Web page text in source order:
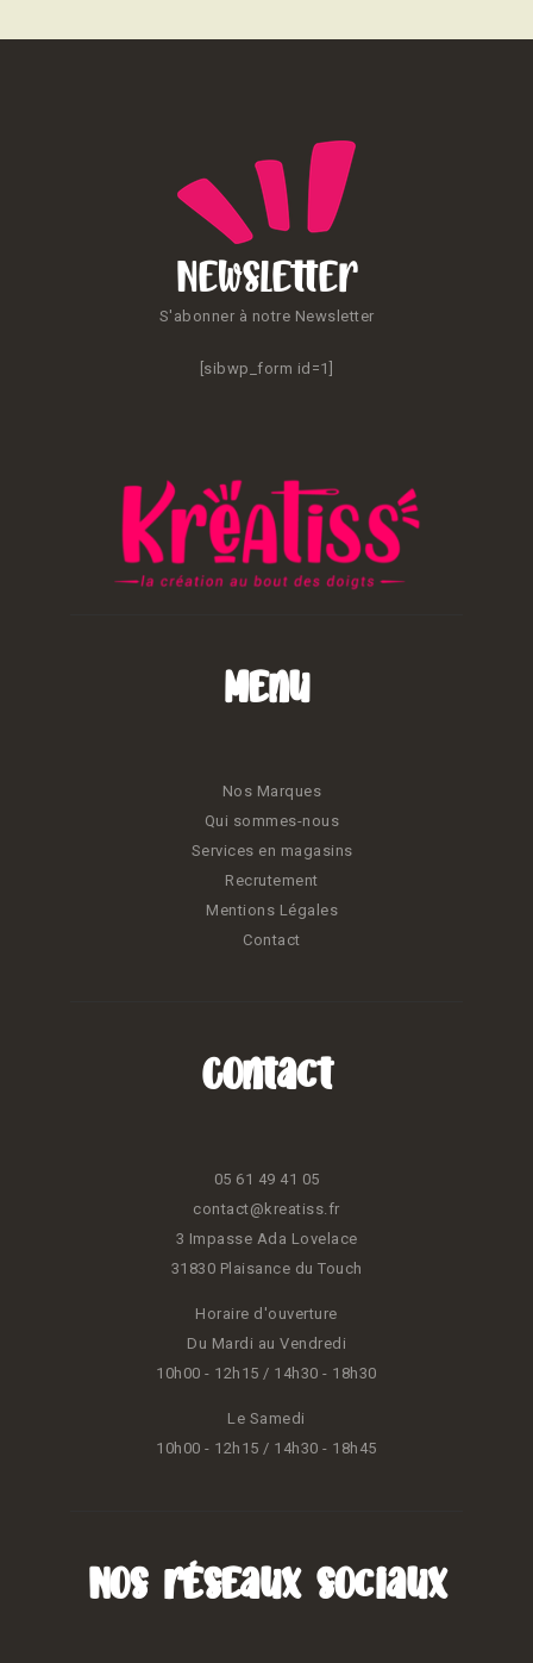
Newsletter
S'abonner à notre Newsletter
[sibwp_form id=1]
Menu
Nos Marques
Qui sommes-nous
Services en magasins
Recrutement
Mentions Légales
Contact
Contact
05 61 49 41 05
contact@kreatiss.fr
3 Impasse Ada Lovelace
31830 Plaisance du Touch
Horaire d'ouverture
Du Mardi au Vendredi
10h00 - 12h15 / 14h30 - 18h30
Le Samedi
10h00 - 12h15 / 14h30 - 18h45
Nos réseaux sociaux